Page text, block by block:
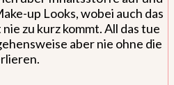
up Looks, wobei auch das
zu kurz kommt. All das tue
aber nie ohne die